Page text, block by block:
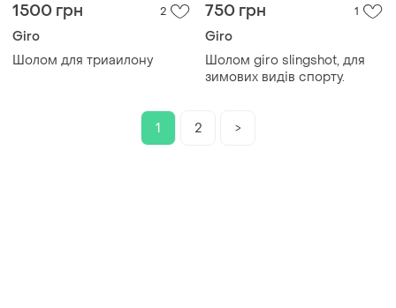
1500 грн 2
Giro
Шолом для триаилону
750 грн 1
Giro
Шолом giro slingshot, для
зимових видів спорту.
1 2 >